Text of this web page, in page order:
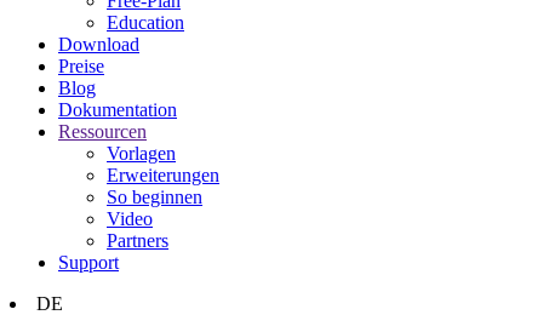
Education
Download
Preise
Blog
Dokumentation
Ressourcen
Vorlagen
Erweiterungen
So beginnen
Video
Partners
Support
DE